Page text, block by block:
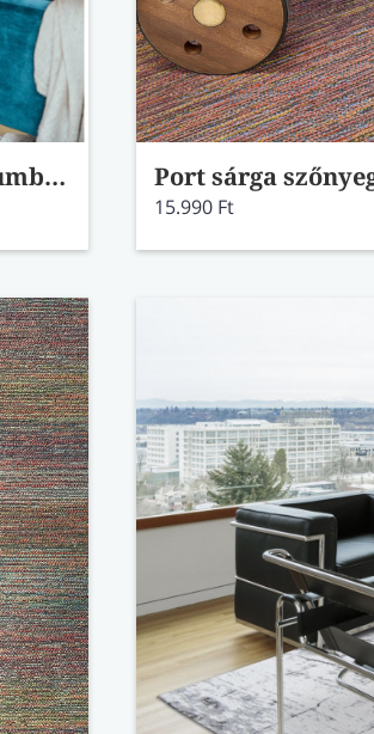
Mad Men Griff Columbus Gold szőnyeg 8419 80x150
15.990 Ft